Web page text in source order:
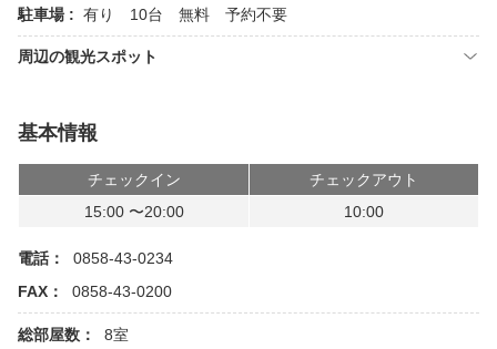
駐車場 : 有り 10台 無料 予約不要
周辺の観光スポット
基本情報
チェックイン
チェックアウト
15:00 〜20:00
10:00
電話：
0858-43-0234
FAX：
0858-43-0200
総部屋数： 8室